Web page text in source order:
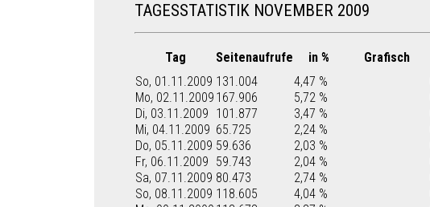
TAGESSTATISTIK NOVEMBER 2009
Tag Seitenaufrufe in % Grafisch
So, 01.11.2009 131.004 4,47 %
Mo, 02.11.2009 167.906 5,72 %
Di, 03.11.2009 101.877 3,47 %
Mi, 04.11.2009 65.725 2,24 %
Do, 05.11.2009 59.636 2,03 %
Fr, 06.11.2009 59.743 2,04 %
Sa, 07.11.2009 80.473 2,74 %
So, 08.11.2009 118.605 4,04 %